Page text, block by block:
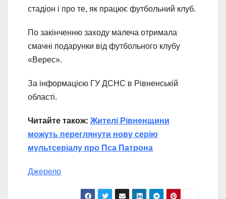
стадіон і про те, як працює футбольний клуб.
По закінченню заходу малеча отримала
смачні подарунки від футбольного клубу
«Верес».
За інформацією ГУ ДСНС в Рівненській
області.
Читайте також: Жителі Рівненщини
можуть переглянути нову серію
мультсеріалу про Пса Патрона
Джерело